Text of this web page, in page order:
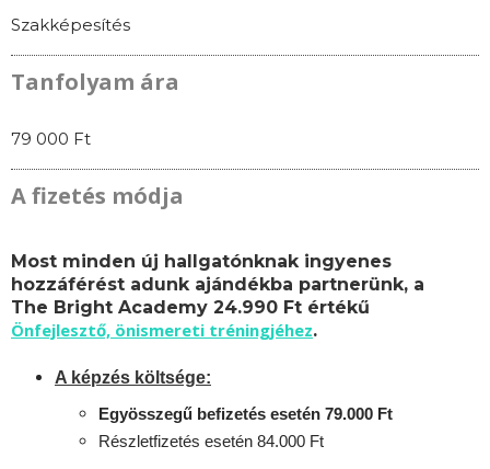
Szakképesítés
Tanfolyam ára
79 000 Ft
A fizetés módja
Most minden új hallgatónknak ingyenes
hozzáférést adunk ajándékba partnerünk, a
The Bright Academy 24.990 Ft értékű
Önfejlesztő, önismereti tréningjéhez.
A képzés költsége:
Egyösszegű befizetés esetén 79.000 Ft
Részletfizetés esetén 84.000 Ft